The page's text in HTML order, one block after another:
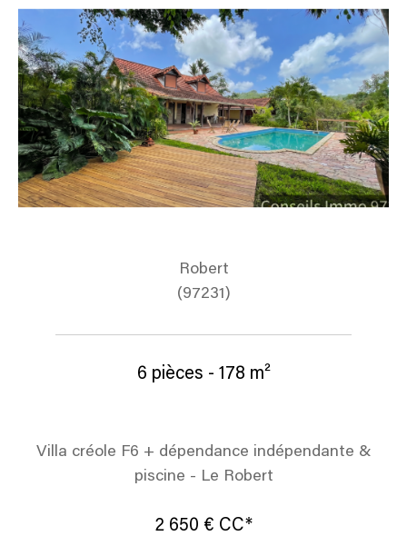
Robert
(97231)
6 pièces - 178 m²
Villa créole F6 + dépendance indépendante &
piscine - Le Robert
2 650 € CC*